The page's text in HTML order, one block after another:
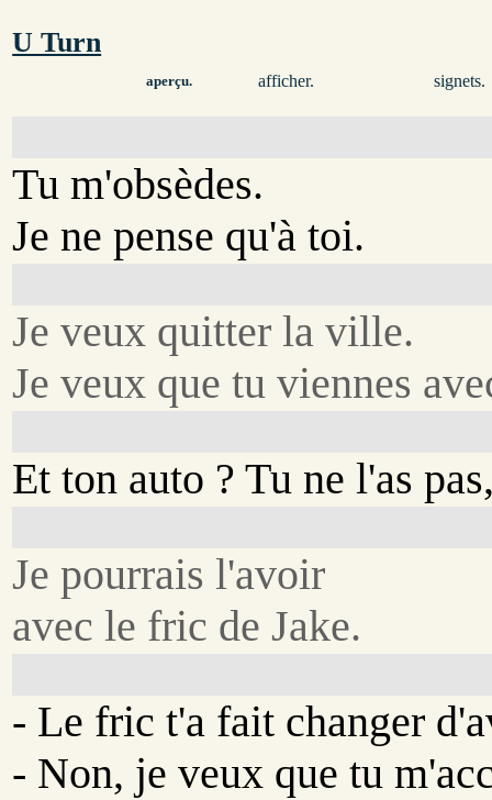
U Turn
aperçu. afficher. signets.
Tu m'obsèdes.
Je ne pense qu'à toi.
Je veux quitter la ville.
Je veux que tu viennes
Et ton auto ? Tu ne l'as
Je pourrais l'avoir
avec le fric de Jake.
- Le fric t'a fait changer
- Non, je veux que tu